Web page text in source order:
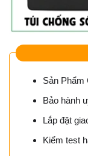
Sản Phẩm
Bảo hành
Lắp đặt
Kiểm test